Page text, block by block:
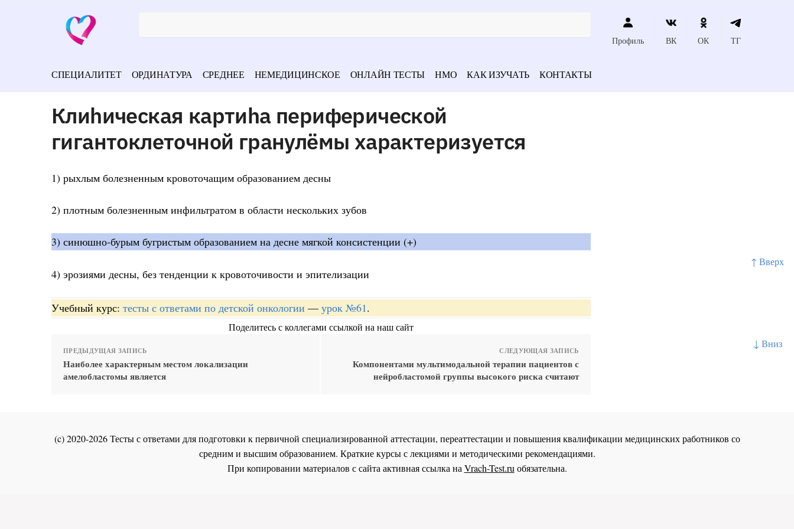
↑ Вверх
↓ Вниз
Профиль ВК ОК ТГ
СПЕЦИАЛИТЕТ ОРДИНАТУРА СРЕДНЕЕ НЕМЕДИЦИНСКОЕ ОНЛАЙН ТЕСТЫ НМО КАК ИЗУЧАТЬ КОНТАКТЫ
Клиhическая картиhа периферической
гигантоклеточной гранулёмы характеризуется
1) рыхлым болезненным кровоточащим образованием десны
2) плотным болезненным инфильтратом в области нескольких зубов
3) синюшно-бурым бугристым образованием на десне мягкой консистенции (+)
4) эрозиями десны, без тенденции к кровоточивости и эпителизации
Учебный курс: тесты с ответами по детской онкологии — урок №61.
Поделитесь с коллегами ссылкой на наш сайт
ПРЕДЫДУЩАЯ ЗАПИСЬ
Наиболее характерным местом локализации
амелобластомы является
СЛЕДУЮЩАЯ ЗАПИСЬ
Компонентами мультимодальной терапии пациентов с
нейробластомой группы высокого риска считают
(c) 2020-2026 Тесты с ответами для подготовки к первичной специализированной аттестации, переаттестации и повышения квалификации медицинских работников со
средним и высшим образованием. Краткие курсы с лекциями и методическими рекомендациями.
При копировании материалов с сайта активная ссылка наVrach-Test.ruобязательна.